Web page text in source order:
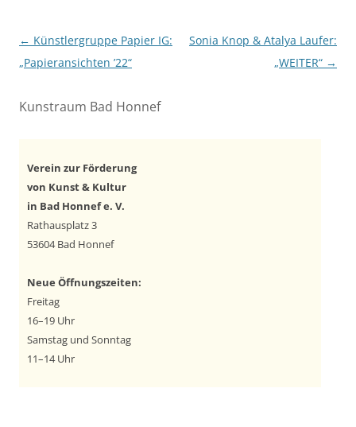
Beitragsnavigation
← Künstlergruppe Papier IG:
„Papieransichten ’22“
Sonia Knop & Atalya Laufer:
„WEITER“ →
Kunstraum Bad Honnef
Verein zur Förderung
von Kunst & Kultur
in Bad Honnef e. V.
Rathausplatz 3
53604 Bad Honnef
Neue Öffnungszeiten:
Freitag
16–19 Uhr
Samstag und Sonntag
11–14 Uhr